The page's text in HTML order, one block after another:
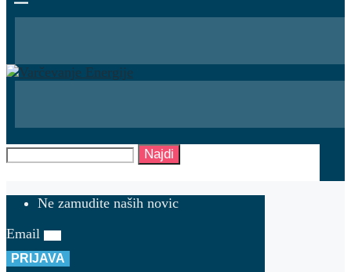
Najdi
Ne zamudite naših novic
Email
PRIJAVA